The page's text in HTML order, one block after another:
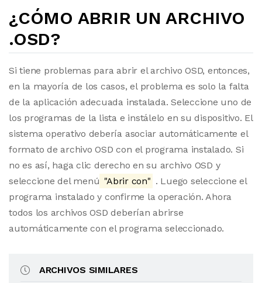
¿CÓMO ABRIR UN ARCHIVO
.OSD?
Si tiene problemas para abrir el archivo OSD, entonces,
en la mayoría de los casos, el problema es solo la falta
de la aplicación adecuada instalada. Seleccione uno de
los programas de la lista e instálelo en su dispositivo. El
sistema operativo debería asociar automáticamente el
formato de archivo OSD con el programa instalado. Si
no es así, haga clic derecho en su archivo OSD y
seleccione del menú "Abrir con" . Luego seleccione el
programa instalado y confirme la operación. Ahora
todos los archivos OSD deberían abrirse
automáticamente con el programa seleccionado.
ARCHIVOS SIMILARES